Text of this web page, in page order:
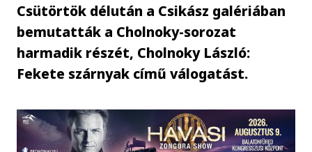
Csütörtök délután a Csikász galériában
bemutatták a Cholnoky-sorozat
harmadik részét, Cholnoky László:
Fekete szárnyak című válogatást.